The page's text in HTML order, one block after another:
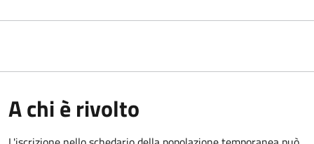
A chi è rivolto